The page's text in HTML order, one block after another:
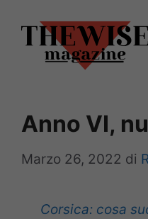
contenuto
Anno VI,
Marzo 26, 2022 di
Corsica: cosa